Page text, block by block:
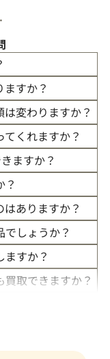
すか？
変わりますか？
くれますか？
ますか？
？
ありますか？
しょうか？
すか？
取できますか？
ことが影響しま